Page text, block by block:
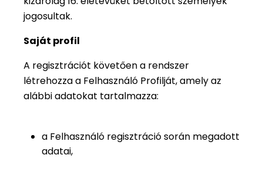
jogosultak.
Saját profil
A regisztrációt követően a rendszer
létrehozza a Felhasználó Profilját, amely az
alábbi adatokat tartalmazza:
a Felhasználó regisztráció során megadott
adatai,